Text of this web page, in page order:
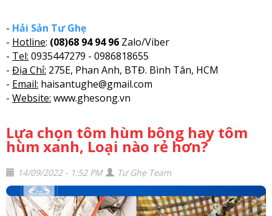
- Hải Sản Tư Ghẹ
- Hotline: (08)68 94 94 96 Zalo/Viber
- Tel: 0935447279 - 0986818655
- Địa Chỉ: 275E, Phan Anh, BTĐ. Bình Tân, HCM
- Email: haisantughe@gmail.com
- Website: www.ghesong.vn
Lựa chọn tôm hùm bông hay tôm
hùm xanh, Loại nào rẻ hơn?
14/09/2022 - 1:52 PM Tư Ghẹ Team